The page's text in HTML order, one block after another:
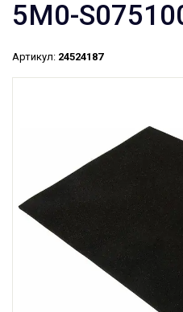
5M0-
Артикул: 24524187